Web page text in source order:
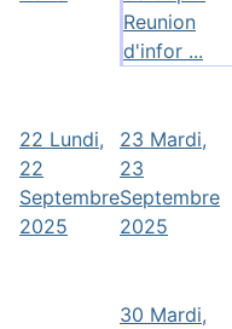
Reunion
d'infor ...
22 Lundi,
22
Septembre
2025
23 Mardi,
23
Septembre
2025
30 Mardi,